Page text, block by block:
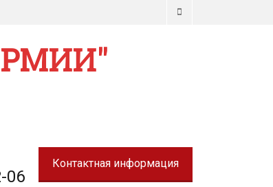
06
Контактная информация